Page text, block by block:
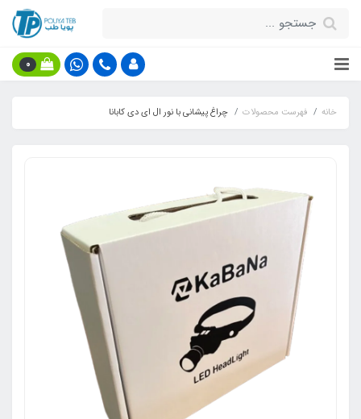
0
خانه فهرست محصولات چراغ پیشانی با نور ال ای دی کابانا